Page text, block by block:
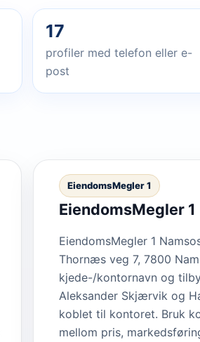
17
profiler med telefon eller e-
post
EiendomsMegler 1
EiendomsMegler 1
EiendomsMegler 1
Thornæs veg 7, 7800
kjede-/kontornavn og
Aleksander Skjærvik og
koblet til kontoret. Bruk
mellom pris,